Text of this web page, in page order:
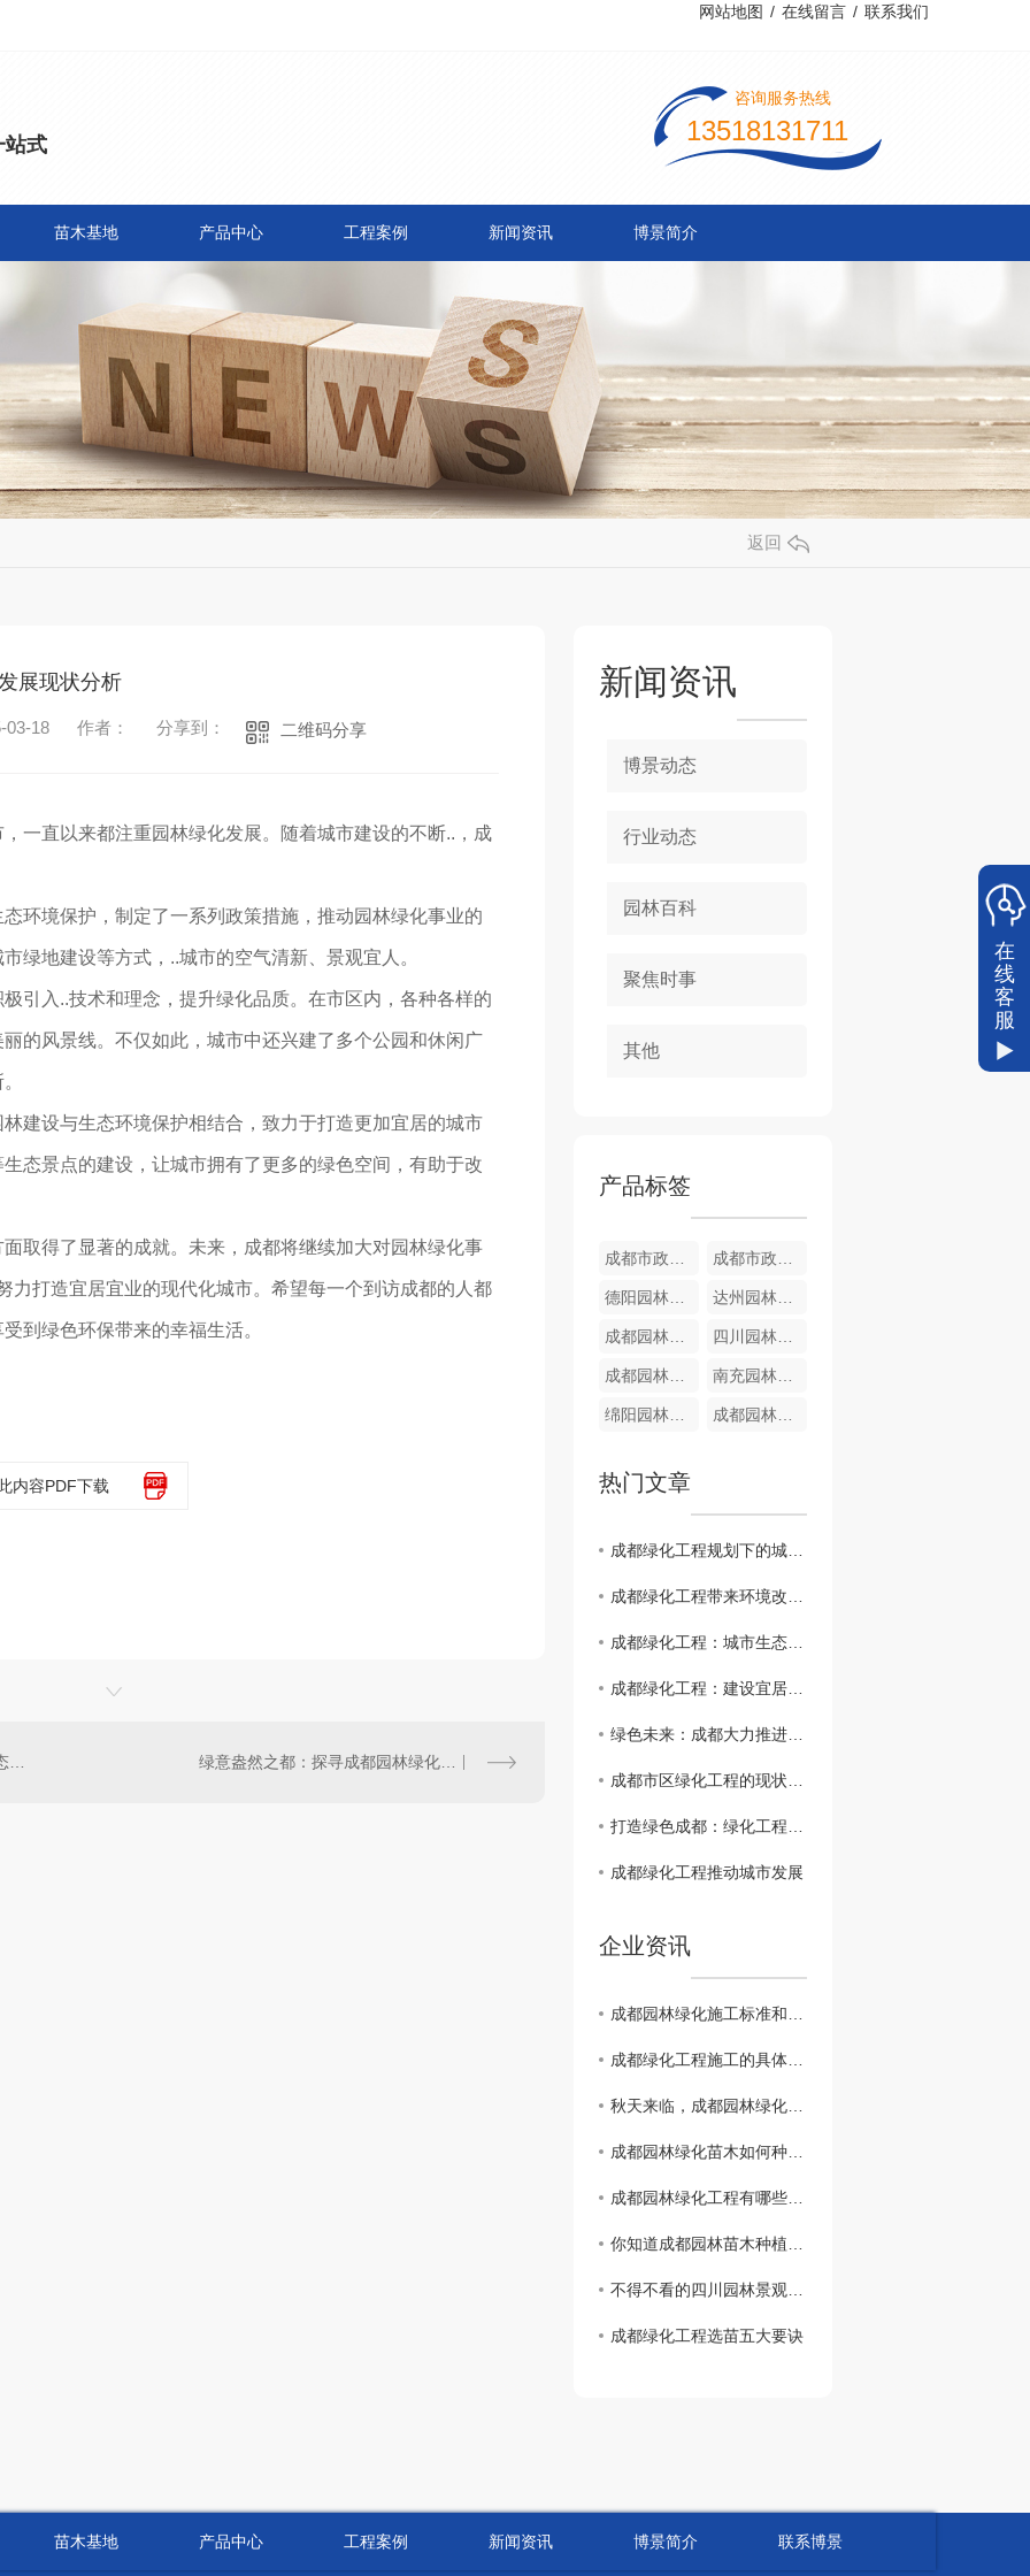
网站地图 / 在线留言 / 联系我们
站式
咨询服务热线
13518131711
苗木基地 产品中心 工程案例 新闻资讯 博景简介
返回
展现状分析
03-18 作者： 分享到： 二维码分享
一直以来都注重园林绿化发展。随着城市建设的不断..，成
环境保护，制定了一系列政策措施，推动园林绿化事业的
绿地建设等方式，..城市的空气清新、景观宜人。
引入..技术和理念，提升绿化品质。在市区内，各种各样的
的风景线。不仅如此，城市中还兴建了多个公园和休闲广
建设与生态环境保护相结合，致力于打造更加宜居的城市
态景点的建设，让城市拥有了更多的绿色空间，有助于改
取得了显著的成就。未来，成都将继续加大对园林绿化事
力打造宜居宜业的现代化城市。希望每一个到访成都的人都
到绿色环保带来的幸福生活。
内容PDF下载
成都绿化工程：打造城市绿色生态新风貌 绿意盎然之都：探寻成都园林绿化之美
新闻资讯
博景动态
行业动态
园林百科
聚焦时事
其他
产品标签
成都市政管网强弱电 成都市政管网 给排水
德阳园林苗木 达州园林苗木
成都园林苗木 四川园林苗木
成都园林苗木 南充园林苗木
绵阳园林苗木 成都园林苗木
热门文章
成都绿化工程规划下的城市绿色未来
成都绿化工程带来环境改善与城市发展同步
成都绿化工程：城市生态美化新亮点
成都绿化工程：建设宜居花园城市
绿色未来：成都大力推进绿化工程
成都市区绿化工程的现状与展望
打造绿色成都：绿化工程探索与实践
成都绿化工程推动城市发展
企业资讯
成都园林绿化施工标准和注意事项你知道吗？
成都绿化工程施工的具体流程有哪些？
秋天来临，成都园林绿化苗木养护有哪些注意事项？
成都园林绿化苗木如何种植更美观？
成都园林绿化工程有哪些特点？
你知道成都园林苗木种植中常见的误区有哪些吗？
不得不看的四川园林景观植物配置！
成都绿化工程选苗五大要诀
苗木基地 产品中心 工程案例 新闻资讯 博景简介 联系博景
在
线
客
服